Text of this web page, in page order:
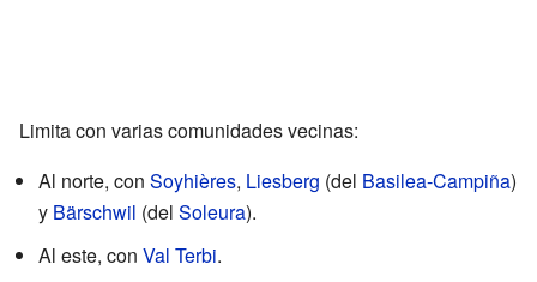
Limita con varias comunidades vecinas:
Al norte, con Soyhières, Liesberg (del Basilea-Campiña)
y Bärschwil (del Soleura).
Al este, con Val Terbi.